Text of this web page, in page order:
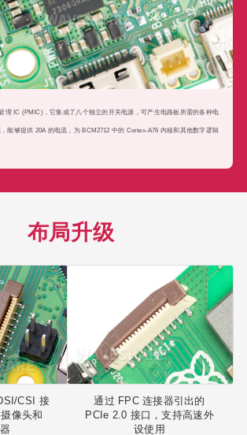
理 IC (PMIC)，它集成了八个独立的开关电源，可产生电路板所需的各种电
，能够提供 20A 的电流，为 BCM2712 中的 Cortex-A76 内核和其他数字逻辑
布局升级
CSI 接
像头和
通过 FPC 连接器引出的
PCIe 2.0 接口，支持高速外
设使用